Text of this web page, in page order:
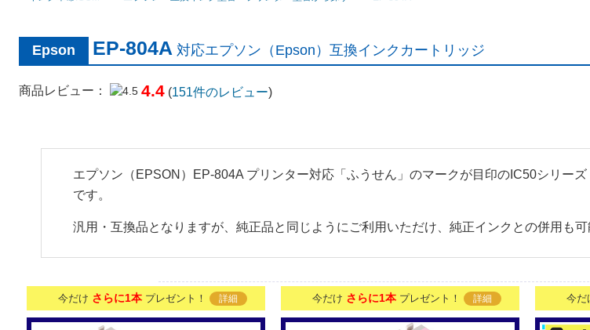
Epson EP-804A 対応エプソン（Epson）互換インクカートリッジ
商品レビュー： 4.4 (151件のレビュー)
エプソン（EPSON）EP-804A プリンター対応「ふうせん」のマークが目印のIC50シリー
です。
汎用・互換品となりますが、純正品と同じようにご利用いただけ、純正インクとの併用も可
今だけ さらに1本プレゼント！ 詳細 今だけ さらに1本プレゼント！ 詳細 今だ